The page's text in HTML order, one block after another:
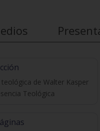
teológica de Walter Kasper
Teológica